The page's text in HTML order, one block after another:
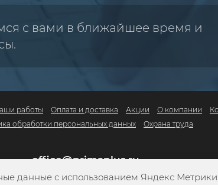
с вами в ближайшее время и
работы Оплата и доставка Акции О компании
обработки персональных данных
Охрана труда
office@primaplus.ru
+7 (800) 302-10-42
данные с использованием Яндекс